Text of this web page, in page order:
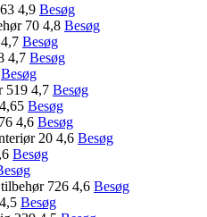
4,9 Besøg
70 4,8 Besøg
Besøg
4,7 Besøg
Besøg
519 4,7 Besøg
Besøg
4,6 Besøg
20 4,6 Besøg
Besøg
726 4,6 Besøg
Besøg